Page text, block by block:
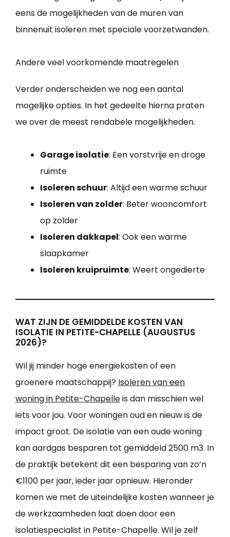
eens de mogelijkheden van de muren van
binnenuit isoleren met speciale voorzetwanden.
Andere veel voorkomende maatregelen
Verder onderscheiden we nog een aantal
mogelijke opties. In het gedeelte hierna praten
we over de meest rendabele mogelijkheden.
Garage isolatie: Een vorstvrije en droge
ruimte
Isoleren schuur: Altijd een warme schuur
Isoleren van zolder: Beter wooncomfort
op zolder
Isoleren dakkapel: Ook een warme
slaapkamer
Isoleren kruipruimte: Weert ongedierte
WAT ZIJN DE GEMIDDELDE KOSTEN VAN
ISOLATIE IN PETITE-CHAPELLE (AUGUSTUS
2026)?
Wil jij minder hoge energiekosten of een
groenere maatschappij? Isoleren van een
woning in Petite-Chapelleis dan misschien wel
iets voor jou. Voor woningen oud en nieuw is de
impact groot. De isolatie van een oude woning
kan aardgas besparen tot gemiddeld 2500 m3. In
de praktijk betekent dit een besparing van zo’n
€1100 per jaar, ieder jaar opnieuw. Hieronder
komen we met de uiteindelijke kosten wanneer je
de werkzaamheden laat doen door een
isolatiespecialist in Petite-Chapelle. Wil je zelf